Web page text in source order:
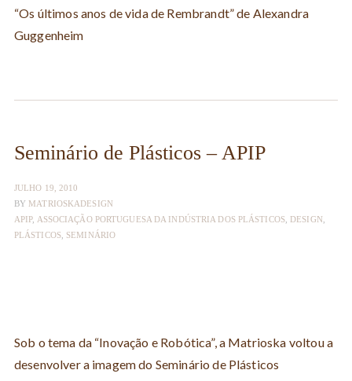
“Os últimos anos de vida de Rembrandt” de Alexandra
Guggenheim
Seminário de Plásticos – APIP
JULHO 19, 2010
BY MATRIOSKADESIGN
APIP, ASSOCIAÇÃO PORTUGUESA DA INDÚSTRIA DOS PLÁSTICOS, DESIGN
PLÁSTICOS, SEMINÁRIO
Sob o tema da “Inovação e Robótica”, a Matrioska voltou a
desenvolver a imagem do Seminário de Plásticos